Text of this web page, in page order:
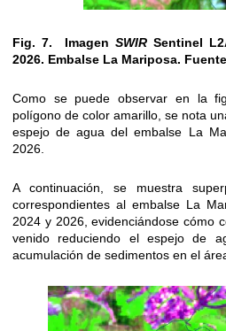
Fig. 7. Imagen SWIR Sentinel
2026. Embalse La Mariposa.
Como se puede observar en la
polígono de color amarillo, se nota
espejo de agua del embalse La
2026.
A continuación, se muestra
correspondientes al embalse La
2024 y 2026, evidenciándose cómo
venido reduciendo el espejo de
acumulación de sedimentos en el